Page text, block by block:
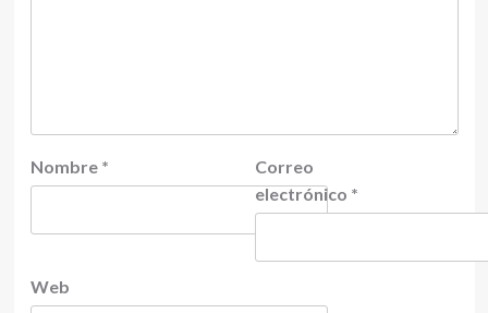
Nombre *
Correo
electrónico *
Web